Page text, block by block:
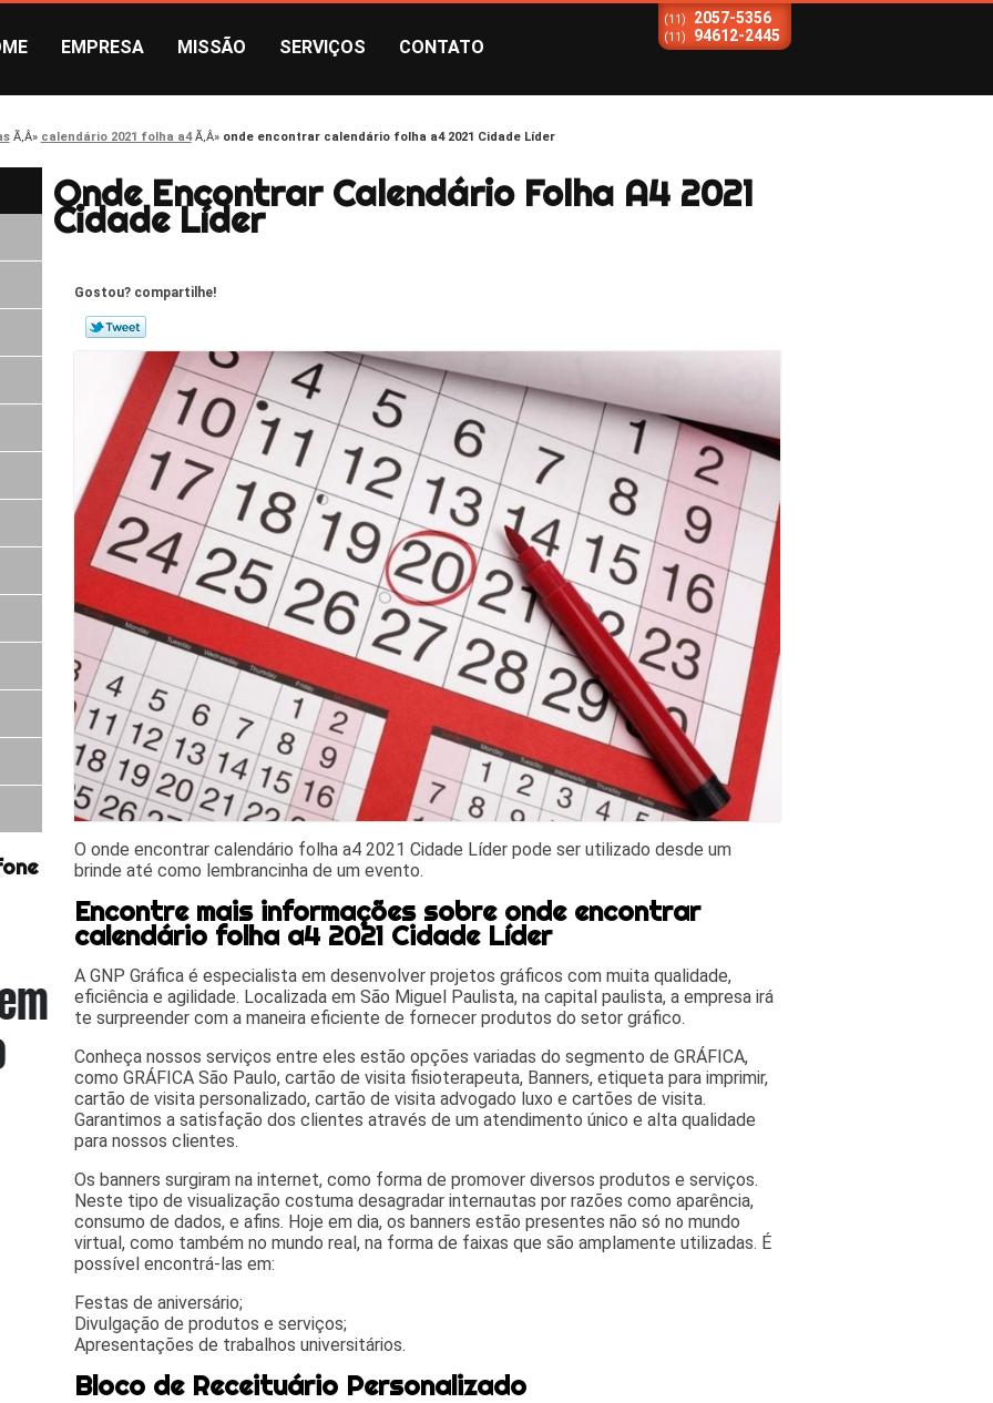
EMPRESA MISSÃO SERVIÇOS CONTATO
(11) 2057-5356
(11) 94612-2445
calendário 2021 folha a4 onde encontrar calendário folha a4 2021 Cidade Líder
Onde Encontrar Calendário Folha A4 2021
Cidade Líder
Gostou? compartilhe!
O onde encontrar calendário folha a4 2021 Cidade Líder pode ser utilizado desde um
brinde até como lembrancinha de um evento.
Encontre mais informações sobre onde encontrar
calendário folha a4 2021 Cidade Líder
A GNP Gráfica é especialista em desenvolver projetos gráficos com muita qualidade,
eficiência e agilidade. Localizada em São Miguel Paulista, na capital paulista, a empresa irá
te surpreender com a maneira eficiente de fornecer produtos do setor gráfico.
Conheça nossos serviços entre eles estão opções variadas do segmento de GRÁFICA,
como GRÁFICA São Paulo, cartão de visita fisioterapeuta, Banners, etiqueta para imprimir,
cartão de visita personalizado, cartão de visita advogado luxo e cartões de visita.
Garantimos a satisfação dos clientes através de um atendimento único e alta qualidade
para nossos clientes.
Os banners surgiram na internet, como forma de promover diversos produtos e serviços.
Neste tipo de visualização costuma desagradar internautas por razões como aparência,
consumo de dados, e afins. Hoje em dia, os banners estão presentes não só no mundo
virtual, como também no mundo real, na forma de faixas que são amplamente utilizadas. É
possível encontrá-las em:
Festas de aniversário;
Divulgação de produtos e serviços;
Apresentações de trabalhos universitários.
Bloco de Receituário Personalizado